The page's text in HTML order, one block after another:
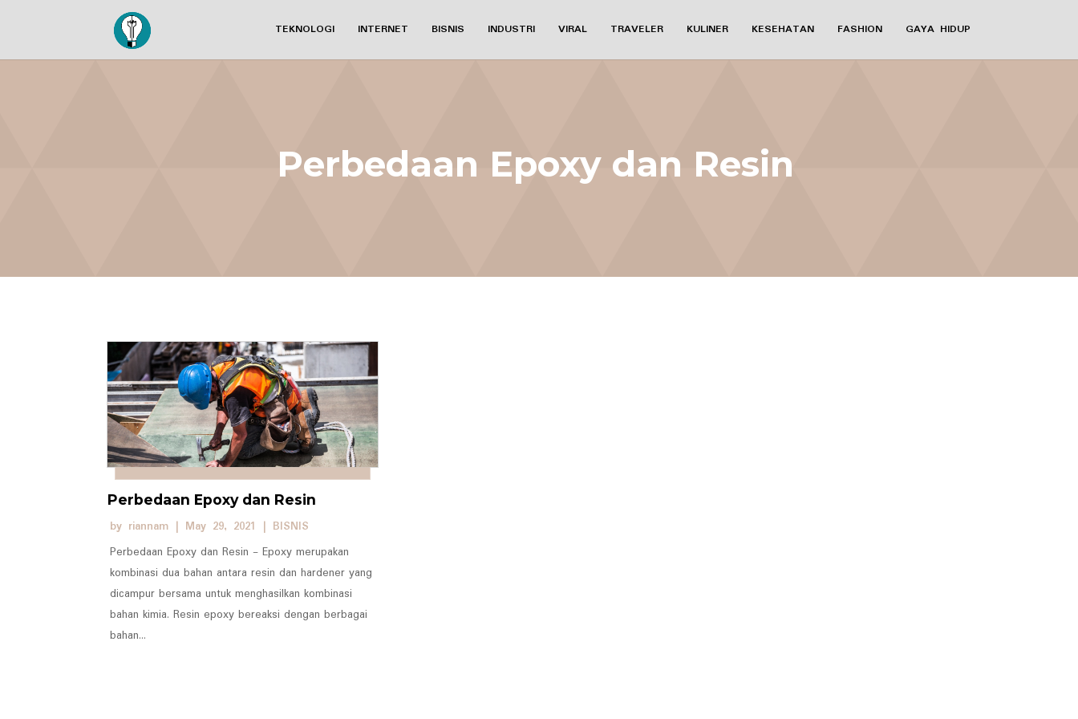
TEKNOLOGI INTERNET BISNIS INDUSTRI VIRAL TRAVELER KULINER KESEHATAN FASHION GAYA HIDUP
Perbedaan Epoxy dan Resin
Perbedaan Epoxy dan Resin
by riannam | May 29, 2021 | BISNIS
Perbedaan Epoxy dan Resin - Epoxy merupakan
kombinasi dua bahan antara resin dan hardener yang
dicampur bersama untuk menghasilkan kombinasi
bahan kimia. Resin epoxy bereaksi dengan berbagai
bahan...